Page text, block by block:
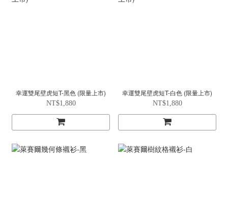
幸運雙尾壁虎短T-黑色 (限量上市)
NT$1,880
幸運雙尾壁虎短T-白色 (限量上市)
NT$1,880